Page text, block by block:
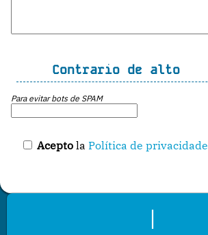
Contrario de alto
Para evitar bots de SPAM
Acepto laPolítica de privacidade
|